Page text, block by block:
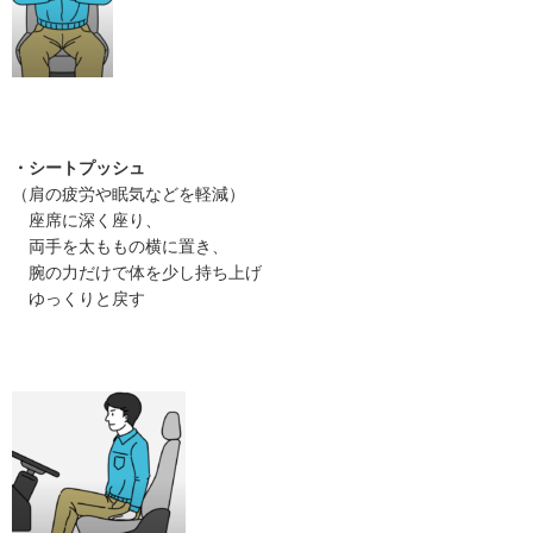
・ シートプッシュ
（肩の疲労や眠気などを軽減）
座席に深く座り、
両手を太ももの横に置き、
腕の力だけで体を少し持ち上げ
ゆっくりと戻す